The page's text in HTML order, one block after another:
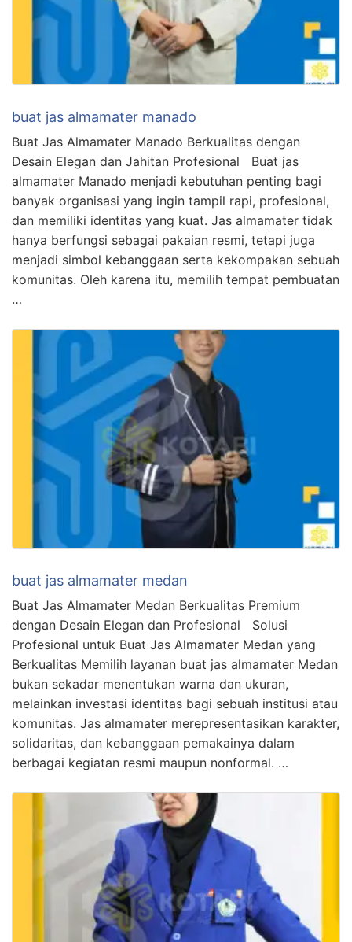
buat jas almamater manado
Buat Jas Almamater Manado Berkualitas dengan
Desain Elegan dan Jahitan Profesional Buat jas
almamater Manado menjadi kebutuhan penting bagi
banyak organisasi yang ingin tampil rapi, profesional,
dan memiliki identitas yang kuat. Jas almamater tidak
hanya berfungsi sebagai pakaian resmi, tetapi juga
menjadi simbol kebanggaan serta kekompakan sebuah
komunitas. Oleh karena itu, memilih tempat pembuatan
…
buat jas almamater medan
Buat Jas Almamater Medan Berkualitas Premium
dengan Desain Elegan dan Profesional Solusi
Profesional untuk Buat Jas Almamater Medan yang
Berkualitas Memilih layanan buat jas almamater Medan
bukan sekadar menentukan warna dan ukuran,
melainkan investasi identitas bagi sebuah institusi atau
komunitas. Jas almamater merepresentasikan karakter,
solidaritas, dan kebanggaan pemakainya dalam
berbagai kegiatan resmi maupun nonformal. …